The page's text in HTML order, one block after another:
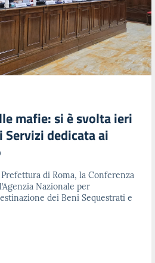
mafie: si è svolta ieri
Servizi dedicata ai
di Roma, la Conferenza
Nazionale per
dei Beni Sequestrati e